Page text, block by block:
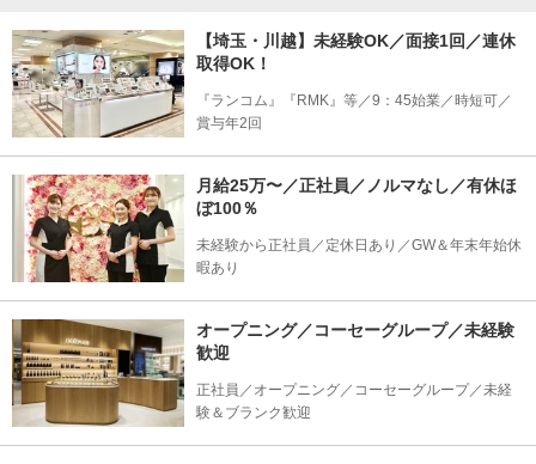
【埼玉・川越】未経験OK／面接1回／連休
取得OK！
『ランコム』『RMK』等／9：45始業／時短可／
賞与年2回
月給25万〜／正社員／ノルマなし／有休ほ
ぼ100％
未経験から正社員／定休日あり／GW＆年末年始休
暇あり
オープニング／コーセーグループ／未経験
歓迎
正社員／オープニング／コーセーグループ／未経
験＆ブランク歓迎